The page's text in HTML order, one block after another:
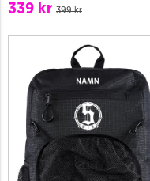
339 kr 399 kr